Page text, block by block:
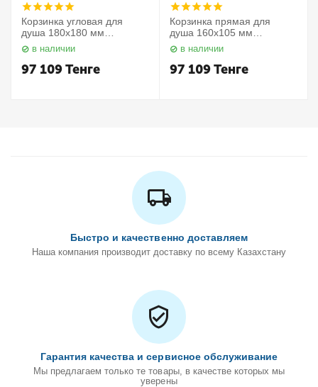
Корзинка угловая для
душа 180х180 мм
Elegance 11657010000
Keuco
в наличии
97 109Тенге
Корзинка прямая для
душа 160х105 мм
Elegance 11658010000
Keuco
в наличии
97 109Тенге
Быстро и качественно доставляем
Наша компания производит доставку по всему Казахстану
Гарантия качества и сервисное обслуживание
Мы предлагаем только те товары, в качестве которых мы
уверены